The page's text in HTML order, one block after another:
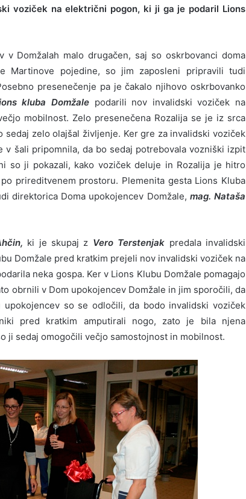
voziček na električni pogon, ki ji ga je podaril Lions
Domžalah malo drugačen, saj so oskrbovanci doma
Martinove pojedine, so jim zaposleni pripravili tudi
presenečenje pa je čakalo njihovo oskrbovanko
kluba Domžalepodarili nov invalidski voziček na
mobilnost. Zelo presenečena Rozalija se je iz srca
zelo olajšal življenje. Ker gre za invalidski voziček
v šali pripomnila, da bo sedaj potrebovala vozniški izpit
so ji pokazali, kako voziček deluje in Rozalija je hitro
prireditvenem prostoru. Plemenita gesta Lions Kluba
direktorica Doma upokojencev Domžale, mag. Nataša
ki je skupaj z Vero Terstenjak predala invalidski
Domžale pred kratkim prejeli nov invalidski voziček na
neka gospa. Ker v Lions Klubu Domžale pomagajo
obrnili v Dom upokojencev Domžale in jim sporočili, da
so se odločili, da bodo invalidski voziček
pred kratkim amputirali nogo, zato je bila njena
ji sedaj omogočili večjo samostojnost in mobilnost.